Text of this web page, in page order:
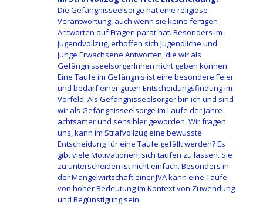
Die Gefängnisseelsorge hat eine religiöse
Verantwortung, auch wenn sie keine fertigen
Antworten auf Fragen parat hat. Besonders im
Jugendvollzug, erhoffen sich Jugendliche und
junge Erwachsene Antworten, die wir als
GefängnisseelsorgerInnen nicht geben können.
Eine Taufe im Gefängnis ist eine besondere Feier
und bedarf einer guten Entscheidungsfindung im
Vorfeld. Als Gefängnisseelsorger bin ich und sind
wir als Gefängnisseelsorge im Laufe der Jahre
achtsamer und sensibler geworden. Wir fragen
uns, kann im Strafvollzug eine bewusste
Entscheidung für eine Taufe gefällt werden? Es
gibt viele Motivationen, sich taufen zu lassen. Sie
zu unterscheiden ist nicht einfach. Besonders in
der Mangelwirtschaft einer JVA kann eine Taufe
von hoher Bedeutung im Kontext von Zuwendung
und Begünstigung sein.